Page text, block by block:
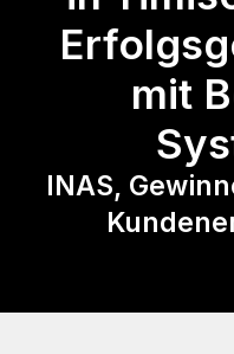
mit
INAS,